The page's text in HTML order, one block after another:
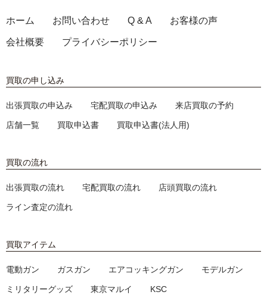
ホーム お問い合わせ Q & A お客様の声
会社概要 プライバシーポリシー
買取の申し込み
出張買取の申込み 宅配買取の申込み 来店買取の予約
店舗一覧 買取申込書 買取申込書(法人用)
買取の流れ
出張買取の流れ 宅配買取の流れ 店頭買取の流れ
ライン査定の流れ
買取アイテム
電動ガン ガスガン エアコッキングガン モデルガン
ミリタリーグッズ 東京マルイ KSC